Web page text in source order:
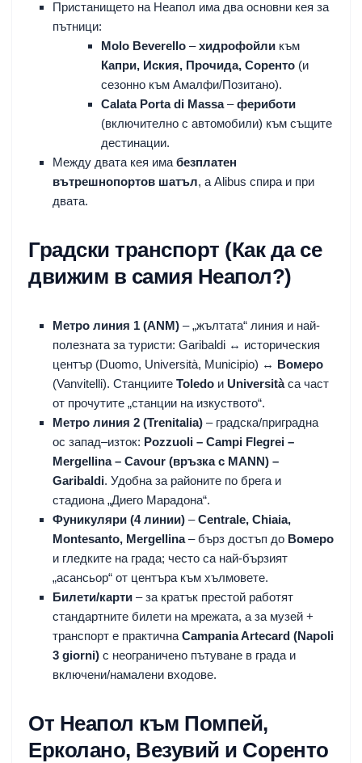
Пристанището на Неапол има два основни кея за
пътници:
Molo Beverello –хидрофойли към
Капри, Иския, Прочида, Соренто (и
сезонно към Амалфи/Позитано).
Calata Porta di Massa–фериботи
(включително с автомобили) към същите
дестинации.
Между двата кея има безплатен
вътрешнопортов шатъл, а Alibus спира и при
двата.
Градски транспорт (Как да се
движим в самия Неапол?)
Метро линия 1 (ANM) – „жълтата“ линия и най-
полезната за туристи: Garibaldi ↔ историческия
център (Duomo, Università, Municipio) ↔ Вомеро
(Vanvitelli). Станциите Toledo и Universitàса част
от прочутите „станции на изкуството“.
Метро линия 2 (Trenitalia) – градска/приградна
ос запад–изток: Pozzuoli – Campi Flegrei –
Mergellina – Cavour (връзка с МANN) –
Garibaldi. Удобна за районите по брега и
стадиона „Диего Марадона“.
Фуникуляри (4 линии) –Centrale, Chiaia,
Montesanto, Mergellina– бърз достъп до Вомеро
и гледките на града; често са най-бързият
„асансьор“ от центъра към хълмовете.
Билети/карти – за кратък престой работят
стандартните билети на мрежата, а за музей +
транспорт е практична Campania Artecard (Napoli
3 giorni) с неограничено пътуване в града и
включени/намалени входове.
От Неапол към Помпей,
Ерколано, Везувий и Соренто